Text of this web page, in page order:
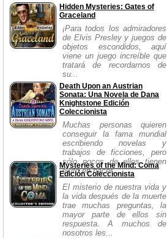
Hidden Mysteries: Gates of
Graceland
¡Para todos los admiradores
de Elvis Presley y juegos de
objetos escondidos, aquí
viene un juego increíble que
tratará de recordarnos de
su...
Death Upon an Austrian
Sonata: Una Novela de Dana
Knightstone Edición
Coleccionista
Muchas personas quieren
conseguir la fama mundial
escribiendo novelas y
trabajos de ficciones, pero
sólo pocos de ellos tienen
éxito en hacer...
Mysteries of the Mind: Coma
Edición Coleccionista
El misterio de nuestra vida y
la vida después de la muerte
trae muchas preguntas, la
mayor parte de ellos sin
respuesta. A muchos de
nosotros les...